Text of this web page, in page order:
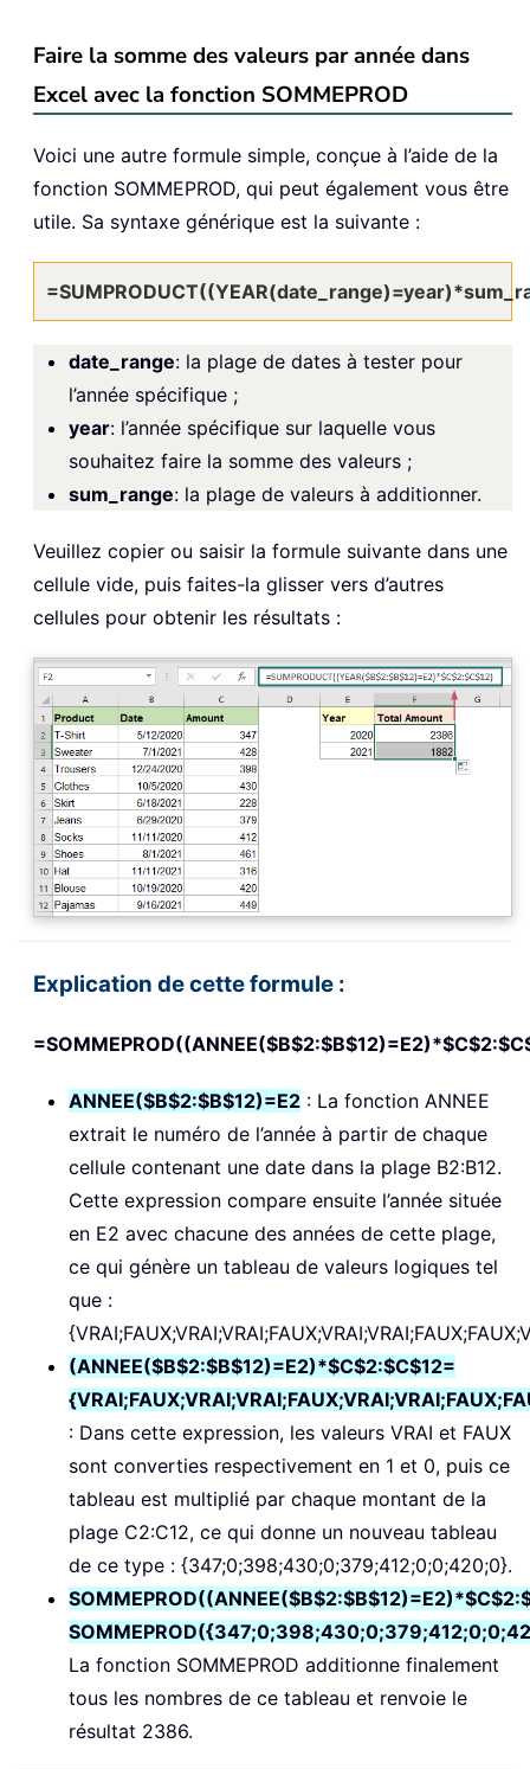
Faire la somme des valeurs par année dans
Excel avec la fonction SOMMEPROD
Voici une autre formule simple, conçue à l’aide de la
fonction SOMMEPROD, qui peut également vous être
utile. Sa syntaxe générique est la suivante :
date_range: la plage de dates à tester pour
l’année spécifique ;
year: l’année spécifique sur laquelle vous
souhaitez faire la somme des valeurs ;
sum_range: la plage de valeurs à additionner.
Veuillez copier ou saisir la formule suivante dans une
cellule vide, puis faites-la glisser vers d’autres
cellules pour obtenir les résultats :
Explication de cette formule :
ANNEE($B$2:$B$12)=E2 : La fonction ANNEE
extrait le numéro de l’année à partir de chaque
cellule contenant une date dans la plage B2:B12.
Cette expression compare ensuite l’année située
en E2 avec chacune des années de cette plage,
ce qui génère un tableau de valeurs logiques tel
que :
(ANNEE($B$2:$B$12)=E2)*$C$2:$C$12=
: Dans cette expression, les valeurs VRAI et FAUX
sont converties respectivement en 1 et 0, puis ce
tableau est multiplié par chaque montant de la
plage C2:C12, ce qui donne un nouveau tableau
de ce type : {347;0;398;430;0;379;412;0;0;420;0}.
La fonction SOMMEPROD additionne finalement
tous les nombres de ce tableau et renvoie le
résultat 2386.